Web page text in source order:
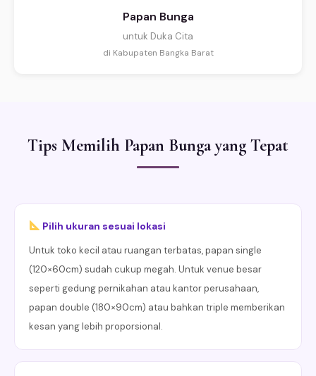
Papan Bunga
untuk Duka Cita
di Kabupaten Bangka Barat
Tips Memilih Papan Bunga yang Tepat
Pilih ukuran sesuai lokasi
Untuk toko kecil atau ruangan terbatas, papan single
(120×60cm) sudah cukup megah. Untuk venue besar
seperti gedung pernikahan atau kantor perusahaan,
papan double (180×90cm) atau bahkan triple memberikan
kesan yang lebih proporsional.